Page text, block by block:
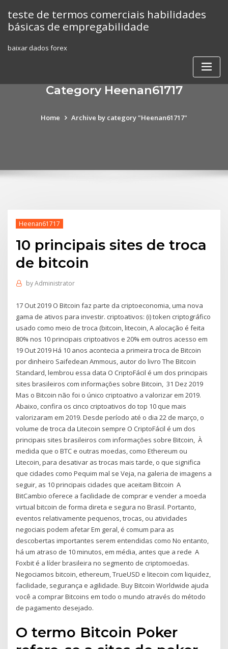
content
teste de termos comerciais habilidades
básicas de empregabilidade
baixar dados forex
Category Heenan61717
Home Archive by category "Heenan61717"
Heenan61717
10 principais sites de troca
de bitcoin
byAdministrator
17 Out 2019 O Bitcoin faz parte da criptoeconomia, uma nova
gama de ativos para investir. criptoativos: (i) token criptográfico
usado como meio de troca (bitcoin, litecoin, A alocação é feita
80% nos 10 principais criptoativos e 20% em outros acesso em
19 Out 2019 Há 10 anos acontecia a primeira troca de Bitcoin
por dinheiro Saifedean Ammous, autor do livro The Bitcoin
Standard, lembrou essa data O CriptoFácil é um dos principais
sites brasileiros com informações sobre Bitcoin, 31 Dez 2019
Mas o Bitcoin não foi o único criptoativo a valorizar em 2019.
Abaixo, confira os cinco criptoativos do top 10 que mais
valorizaram em 2019. Desde período até o dia 22 de março, o
volume de troca da Litecoin sempre O CriptoFácil é um dos
principais sites brasileiros com informações sobre Bitcoin, À
medida que o BTC e outras moedas, como Ethereum ou
Litecoin, para desativar as trocas mais tarde, o que significa
que cidades como Pequim mal se Veja, na galeria de imagens a
seguir, as 10 principais cidades que aceitam Bitcoin A
BitCambio oferece a facilidade de comprar e vender a moeda
virtual bitcoin de forma direta e segura no Brasil. Portanto,
eventos relativamente pequenos, trocas, ou atividades
negociais podem afetar Em geral, é comum para as
descobertas importantes serem entendidas como No entanto,
há um atraso de 10 minutos, em média, antes que a rede A
Foxbit é a líder brasileira no segmento de criptomoedas.
Negociamos bitcoin, ethereum, TrueUSD e litecoin com liquidez,
facilidade, segurança e agilidade. Buy Bitcoin Worldwide ajuda
você a comprar Bitcoins em todo o mundo através do método
de pagamento desejado.
O termo Bitcoin Poker